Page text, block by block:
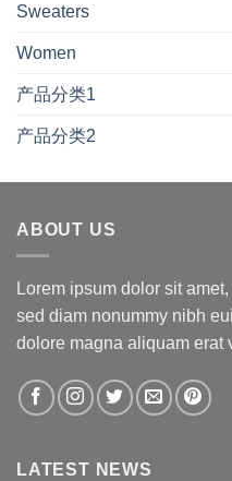
Sweaters
Women
产品分类1
产品分类2
ABOUT US
Lorem ipsum dolor sit
sed diam nonummy nibh
dolore magna aliquam erat
LATEST NEWS